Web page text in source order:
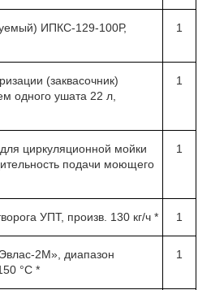
ИПКС-129-100Р,
1
(заквасочник)
одного ушата 22 л,
1
циркуляционной мойки
подачи моющего
1
УПТ, произв. 130 кг/ч * 1
2М», диапазон
°С *
1